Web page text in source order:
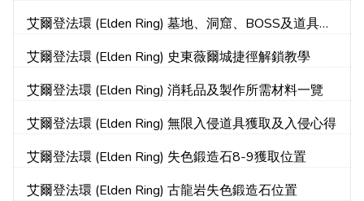
艾爾登法環 (Elden Ring) 墓地、洞窟、BOSS及道具位
艾爾登法環 (Elden Ring) 史東薇爾城捷徑解鎖教學
艾爾登法環 (Elden Ring) 消耗品及製作所需材料一覽
艾爾登法環 (Elden Ring) 無限入侵道具獲取及入侵心得
艾爾登法環 (Elden Ring) 失色鍛造石8-9獲取位置
艾爾登法環 (Elden Ring) 古龍岩失色鍛造石位置